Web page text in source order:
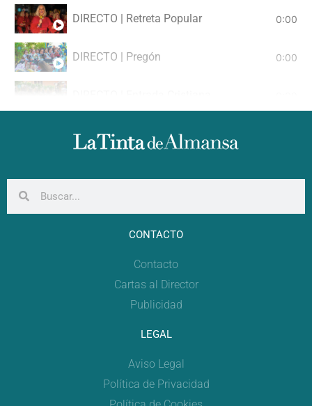
DIRECTO | Retreta Popular 0:00
DIRECTO | Pregón 0:00
DIRECTO | Gran Desfile Festero
CONTACTO
Contacto
Cartas al Director
Publicidad
LEGAL
Aviso Legal
Política de Privacidad